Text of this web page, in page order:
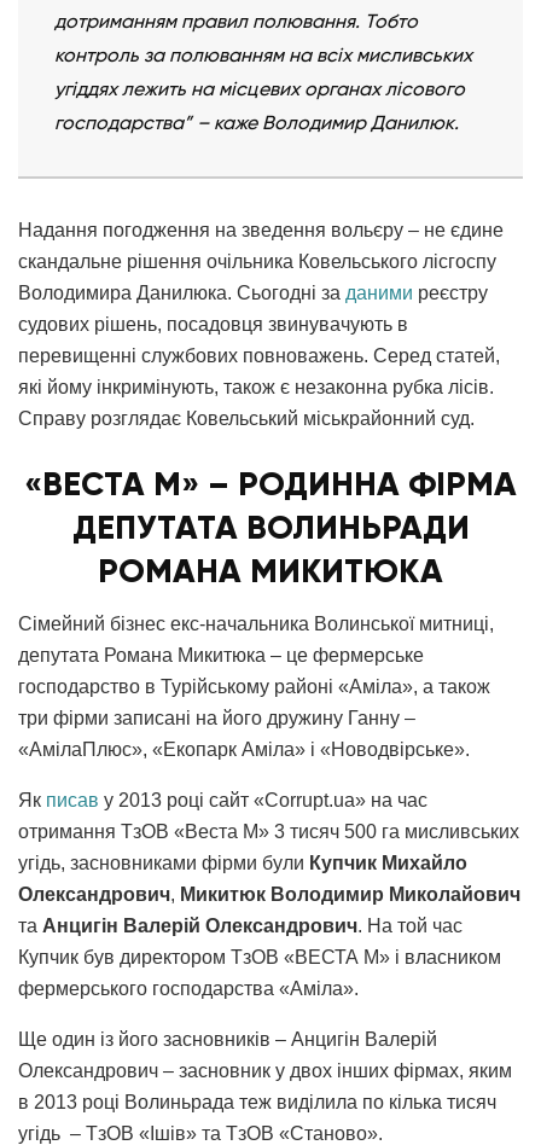
дотриманням правил полювання. Тобто
контроль за полюванням на всіх мисливських
угіддях лежить на місцевих органах лісового
господарства” – каже Володимир Данилюк.
Надання погодження на зведення вольєру – не єдине
скандальне рішення очільника Ковельського лісгоспу
Володимира Данилюка. Сьогодні за даними реєстру
судових рішень, посадовця звинувачують в
перевищенні службових повноважень. Серед статей,
які йому інкримінують, також є незаконна рубка лісів.
Справу розглядає Ковельський міськрайонний суд.
«ВЕСТА М» – РОДИННА ФІРМА
ДЕПУТАТА ВОЛИНЬРАДИ
РОМАНА МИКИТЮКА
Сімейний бізнес екс-начальника Волинської митниці,
депутата Романа Микитюка – це фермерське
господарство в Турійському районі «Аміла», а також
три фірми записані на його дружину Ганну –
«АмілаПлюс», «Екопарк Аміла» і «Новодвірське».
Як писав у 2013 році сайт «Corrupt.ua» на час
отримання ТзОВ «Веста М» 3 тисяч 500 га мисливських
угідь, засновниками фірми були Купчик Михайло
Олександрович, Микитюк Володимир Миколайович
та Анцигін Валерій Олександрович. На той час
Купчик був директором ТзОВ «ВЕСТА М» і власником
фермерського господарства «Аміла».
Ще один із його засновників – Анцигін Валерій
Олександрович – засновник у двох інших фірмах, яким
в 2013 році Волиньрада теж виділила по кілька тисяч
угідь – ТзОВ «Ішів» та ТзОВ «Станово».